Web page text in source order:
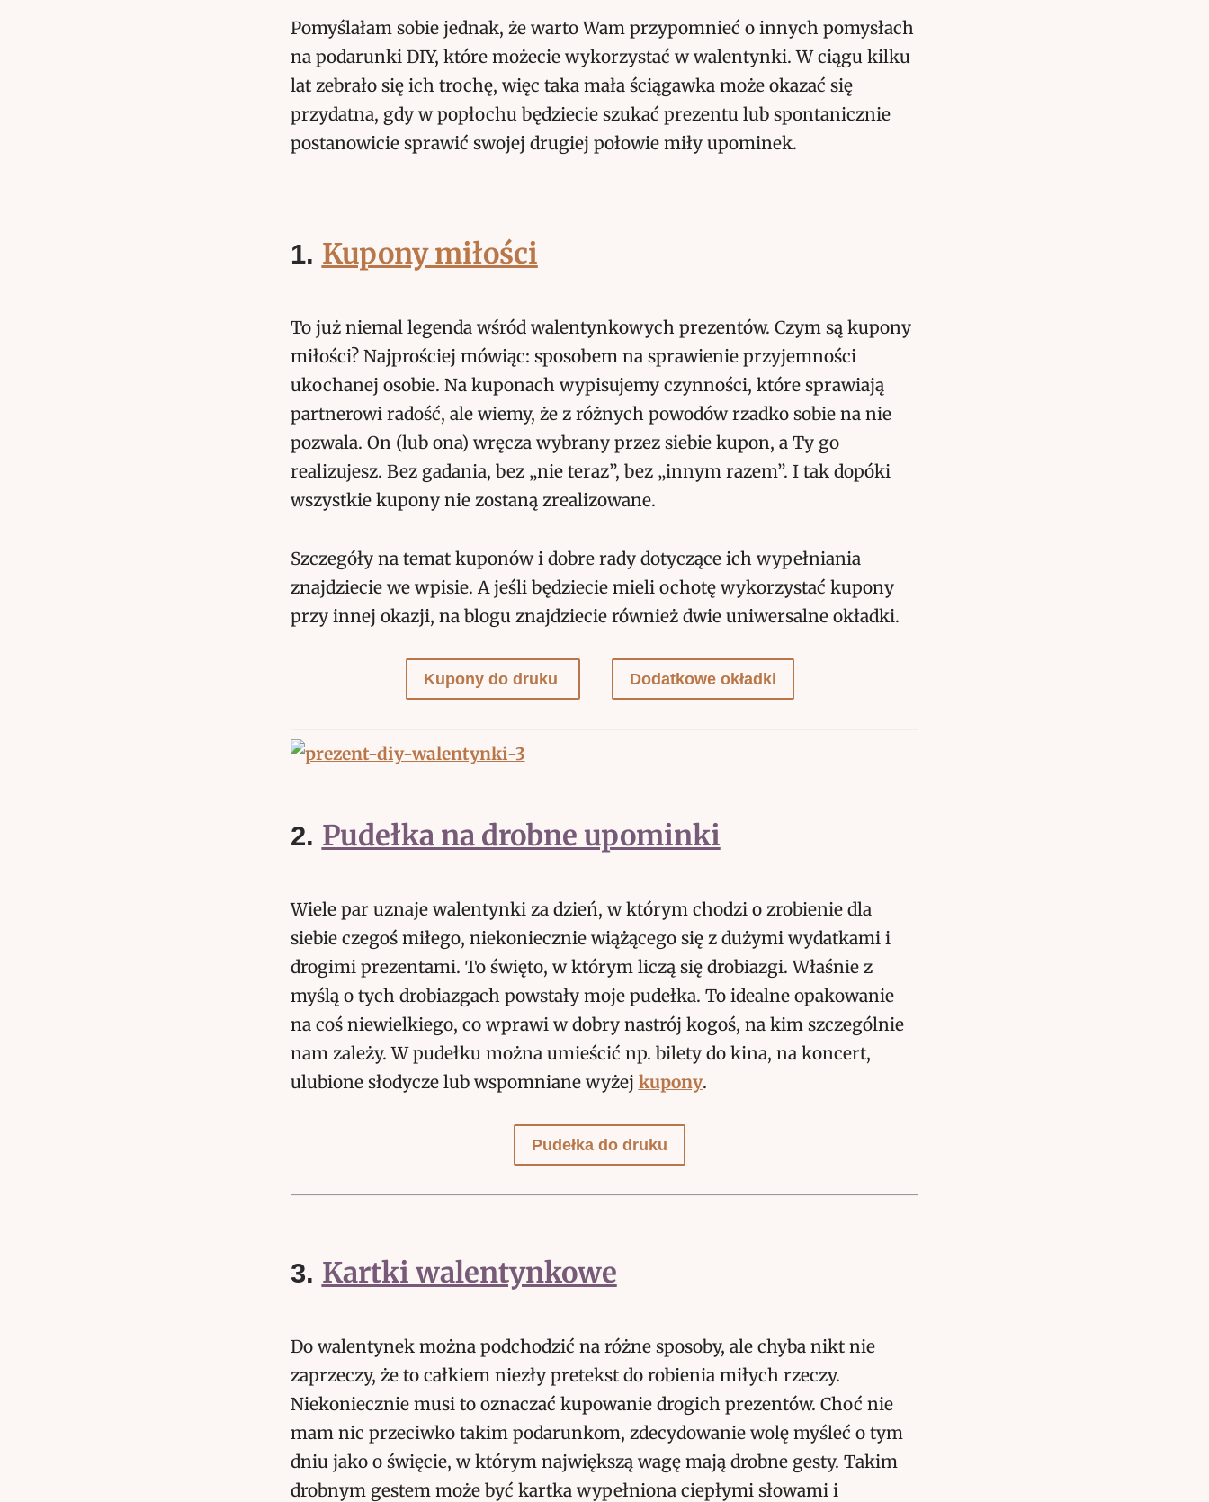
Pomyślałam sobie jednak, że warto Wam przypomnieć o innych pomysłach
na podarunki DIY, które możecie wykorzystać w walentynki. W ciągu kilku
lat zebrało się ich trochę, więc taka mała ściągawka może okazać się
przydatna, gdy w popłochu będziecie szukać prezentu lub spontanicznie
postanowicie sprawić swojej drugiej połowie miły upominek.
1. Kupony miłości
To już niemal legenda wśród walentynkowych prezentów. Czym są kupony
miłości? Najprościej mówiąc: sposobem na sprawienie przyjemności
ukochanej osobie. Na kuponach wypisujemy czynności, które sprawiają
partnerowi radość, ale wiemy, że z różnych powodów rzadko sobie na nie
pozwala. On (lub ona) wręcza wybrany przez siebie kupon, a Ty go
realizujesz. Bez gadania, bez „nie teraz”, bez „innym razem”. I tak dopóki
wszystkie kupony nie zostaną zrealizowane.
Szczegóły na temat kuponów i dobre rady dotyczące ich wypełniania
znajdziecie we wpisie. A jeśli będziecie mieli ochotę wykorzystać kupony
przy innej okazji, na blogu znajdziecie również dwie uniwersalne okładki.
Kupony do druku Dodatkowe okładki
2. Pudełka na drobne upominki
Wiele par uznaje walentynki za dzień, w którym chodzi o zrobienie dla
siebie czegoś miłego, niekoniecznie wiążącego się z dużymi wydatkami i
drogimi prezentami. To święto, w którym liczą się drobiazgi. Właśnie z
myślą o tych drobiazgach powstały moje pudełka. To idealne opakowanie
na coś niewielkiego, co wprawi w dobry nastrój kogoś, na kim szczególnie
nam zależy. W pudełku można umieścić np. bilety do kina, na koncert,
ulubione słodycze lub wspomniane wyżej kupony.
Pudełka do druku
3. Kartki walentynkowe
Do walentynek można podchodzić na różne sposoby, ale chyba nikt nie
zaprzeczy, że to całkiem niezły pretekst do robienia miłych rzeczy.
Niekoniecznie musi to oznaczać kupowanie drogich prezentów. Choć nie
mam nic przeciwko takim podarunkom, zdecydowanie wolę myśleć o tym
dniu jako o święcie, w którym największą wagę mają drobne gesty. Takim
drobnym gestem może być kartka wypełniona ciepłymi słowami i